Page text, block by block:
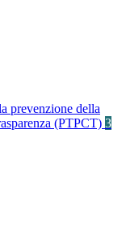
prevenzione della
(PTPCT) 3